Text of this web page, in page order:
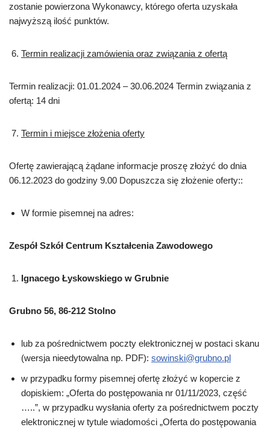
zostanie powierzona Wykonawcy, którego oferta uzyskała
najwyższą ilość punktów.
Termin realizacji zamówienia oraz związania z ofertą
Termin realizacji: 01.01.2024 – 30.06.2024 Termin związania z
ofertą: 14 dni
Termin i miejsce złożenia oferty
Ofertę zawierającą żądane informacje proszę złożyć do dnia
06.12.2023 do godziny 9.00 Dopuszcza się złożenie oferty::
W formie pisemnej na adres:
Zespół Szkół Centrum Kształcenia Zawodowego
Ignacego Łyskowskiego w Grubnie
Grubno 56, 86-212 Stolno
lub za pośrednictwem poczty elektronicznej w postaci skanu
(wersja nieedytowalna np. PDF): sowinski@grubno.pl
w przypadku formy pisemnej ofertę złożyć w kopercie z
dopiskiem: „Oferta do postępowania nr 01/11/2023, część
…..”, w przypadku wysłania oferty za pośrednictwem poczty
elektronicznej w tytule wiadomości „Oferta do postępowania